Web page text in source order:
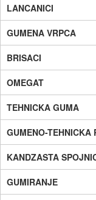
LANCANICI
GUMENA VRPCA
BRISACI
OMEGAT
TEHNICKA GUMA
GUMENO-TEHNICKA
KANDZASTA
GUMIRANJE